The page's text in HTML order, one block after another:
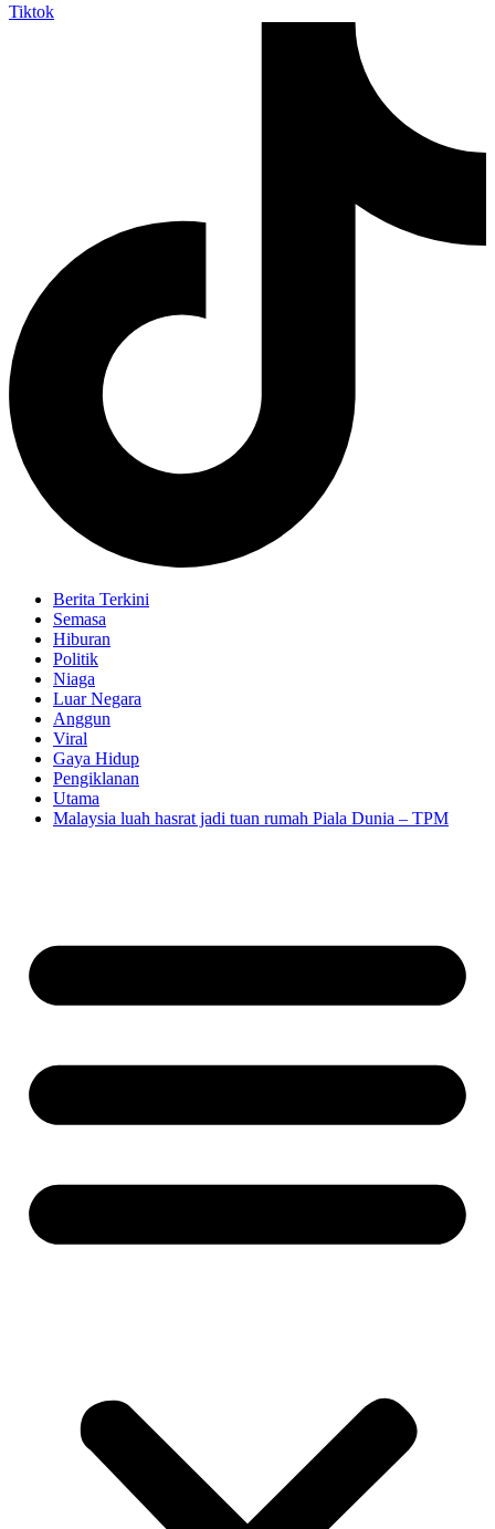
Tiktok
Berita Terkini
Semasa
Hiburan
Politik
Niaga
Luar Negara
Anggun
Viral
Gaya Hidup
Pengiklanan
Utama
Malaysia luah hasrat jadi tuan rumah Piala Dunia – TPM